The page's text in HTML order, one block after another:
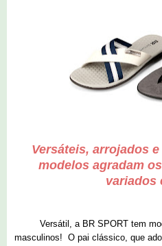
Versáteis, arrojados
modelos agradam
variados
Versátil, a BR SPORT tem
masculinos! O pai clássico, que